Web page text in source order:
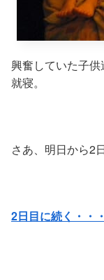
興奮していた子
就寝。
さあ、明日から2
2日目に続く・・・